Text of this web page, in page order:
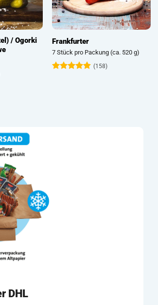
/ Ogorki
Frankfurter
7 Stück pro Packung (ca. 520 g)
(158)
DHL